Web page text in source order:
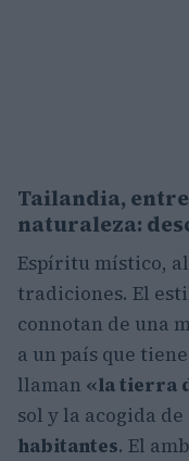
Tailandia,
naturaleza:
Espíritu místico,
tradiciones. El
connotan de una
a un país que
llaman «la tierra
sol y la acogida de
habitantes. El